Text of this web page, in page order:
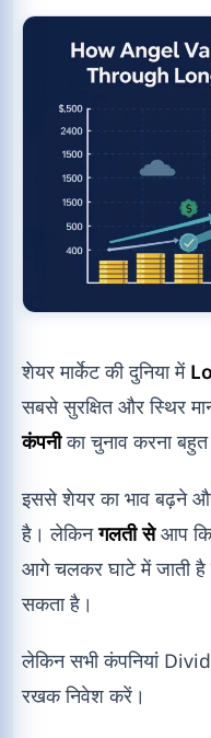
शेयर मार्केट की दुनिया में
सबसे सुरक्षित और स्थिर
कंपनीका चुनाव करना
इससे शेयर का भाव बढ़ने
है। लेकिनगलती सेआप
आगे चलकर घाटे में जाती
सकता है।
लेकिन सभी कंपनियां
रखक निवेश करें।